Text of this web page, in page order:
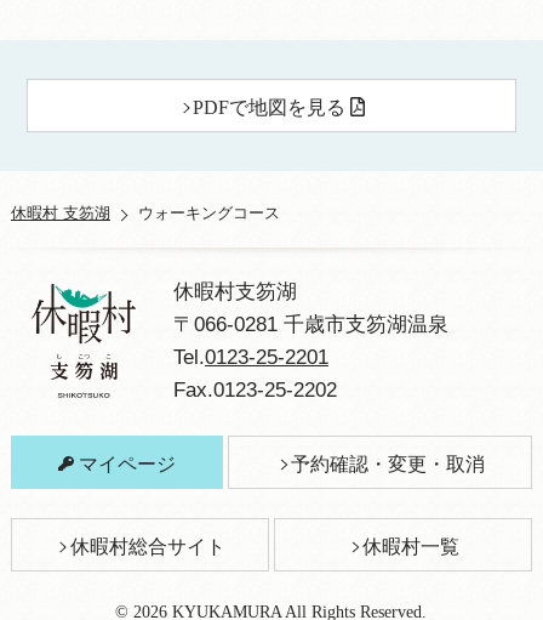
PDFで地図を見る
休暇村 支笏湖 ウォーキングコース
休暇村支笏湖
〒066-0281 千歳市支笏湖温泉
Tel.0123-25-2201
Fax.0123-25-2202
マイページ 予約確認・変更・取消
休暇村総合サイト 休暇村一覧
© 2026 KYUKAMURA All Rights Reserved.